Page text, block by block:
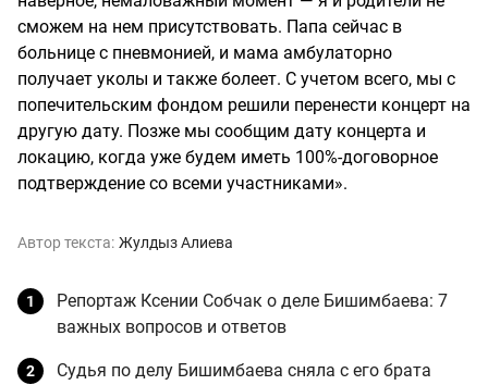
сможем на нем присутствовать. Папа сейчас в
больнице с пневмонией, и мама амбулаторно
получает уколы и также болеет. С учетом всего, мы с
попечительским фондом решили перенести концерт на
другую дату. Позже мы сообщим дату концерта и
локацию, когда уже будем иметь 100%-договорное
подтверждение со всеми участниками».
Автор текста: Жулдыз Алиева
Репортаж Ксении Собчак о деле Бишимбаева: 7
важных вопросов и ответов
Судья по делу Бишимбаева сняла с его брата